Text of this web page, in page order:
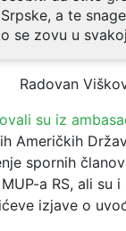
a te
se zovu u
Radovan
su iz
Američkih
spornih
a RS, ali su
izjave o